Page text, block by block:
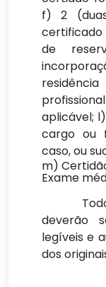
f) 2
certificado
de
aplicável;
cargo ou
caso, ou
m)
Exame
deverão
legíveis e
dos